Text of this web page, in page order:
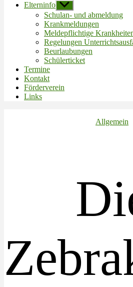
Elterninfo Untermenü
anzeigen
Schulan- und abmeldung
Krankmeldungen
Meldepflichtige
Regelungen
Beurlaubungen
Schülerticket
Termine
Kontakt
Förderverein
Links
Allgemein